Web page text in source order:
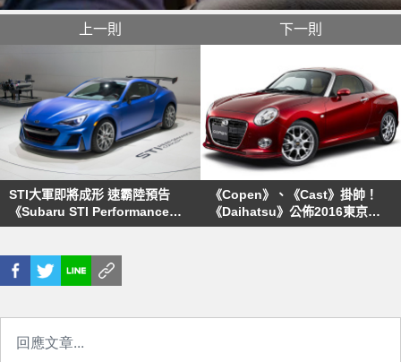
上一則
STI大軍即將成形 速霸陸預告
《Subaru STI Performance》
&《Levorg STI》&《XV Hybrid
下一則
《Copen》、《Cast》掛帥！
《Daihatsu》公佈2016東京改
裝車展概念車陣容